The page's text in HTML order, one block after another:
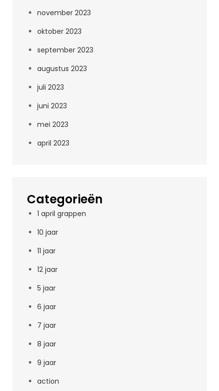
november 2023
oktober 2023
september 2023
augustus 2023
juli 2023
juni 2023
mei 2023
april 2023
Categorieën
1 april grappen
10 jaar
11 jaar
12 jaar
5 jaar
6 jaar
7 jaar
8 jaar
9 jaar
action